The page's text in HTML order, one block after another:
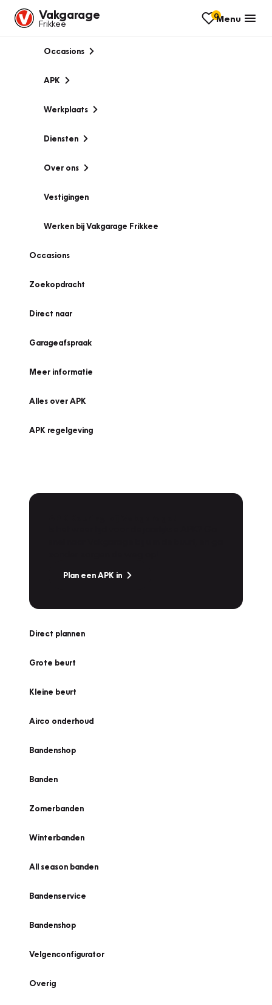
Vakgarage
Frikkee
0Menu
Occasions
APK
Werkplaats
Diensten
Over ons
Vestigingen
Werken bij Vakgarage Frikkee
Occasions
Zoekopdracht
Direct naar
Garageafspraak
Meer informatie
Alles over APK
APK regelgeving
Plan een APK in
Direct plannen
Grote beurt
Kleine beurt
Airco onderhoud
Bandenshop
Banden
Zomerbanden
Winterbanden
All season banden
Bandenservice
Bandenshop
Velgenconfigurator
Overig